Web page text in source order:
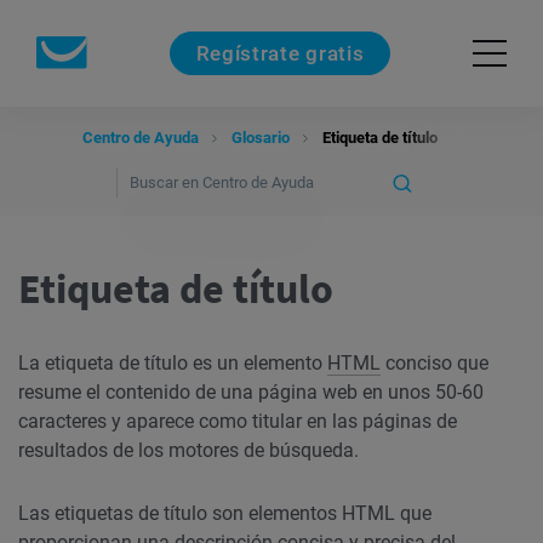
Regístrate gratis
Centro de Ayuda Glosario Etiqueta de título
Etiqueta de título
La etiqueta de título es un elemento HTML conciso que
resume el contenido de una página web en unos 50-60
caracteres y aparece como titular en las páginas de
resultados de los motores de búsqueda.
Las etiquetas de título son elementos HTML que